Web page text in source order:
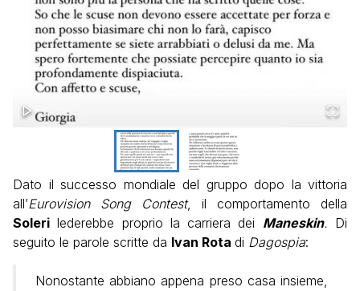
Dato il successo mondiale del gruppo dopo la vittoria
all’Eurovision Song Contest, il comportamento della
Soleri lederebbe proprio la carriera dei Maneskin. Di
seguito le parole scritte da Ivan Rota di Dagospia:
Nonostante abbiano appena preso casa insieme,